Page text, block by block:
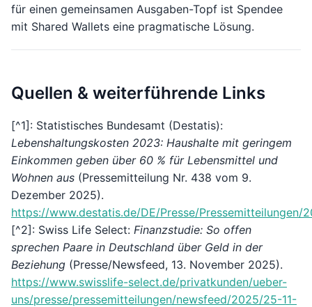
für einen gemeinsamen Ausgaben-Topf ist Spendee
mit Shared Wallets eine pragmatische Lösung.
Quellen & weiterführende Links
[^1]: Statistisches Bundesamt (Destatis):
Lebenshaltungskosten 2023: Haushalte mit geringem
Einkommen geben über 60 % für Lebensmittel und
Wohnen aus (Pressemitteilung Nr. 438 vom 9.
Dezember 2025).
https://www.destatis.de/DE/Presse/Pressemitteilungen/
[^2]: Swiss Life Select: Finanzstudie: So offen
sprechen Paare in Deutschland über Geld in der
Beziehung (Presse/Newsfeed, 13. November 2025).
https://www.swisslife-select.de/privatkunden/ueber-
uns/presse/pressemitteilungen/newsfeed/2025/25-11-